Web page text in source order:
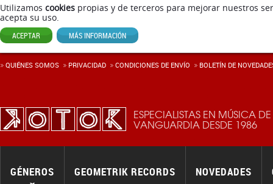
Utilizamos cookies propias y de terceros para mejorar nuestros
acepta su uso.
ACEPTAR MÁS INFORMACIÓN
ESPECIALISTAS EN MÚSICA DE
VANGUARDIA DESDE 1986
GÉNEROS GEOMETRIK RECORDS NOVEDADES
QUIÉNES SOMOS PRIVACIDAD CONDICIONES DE ENVÍ­O BOLETÍN DE